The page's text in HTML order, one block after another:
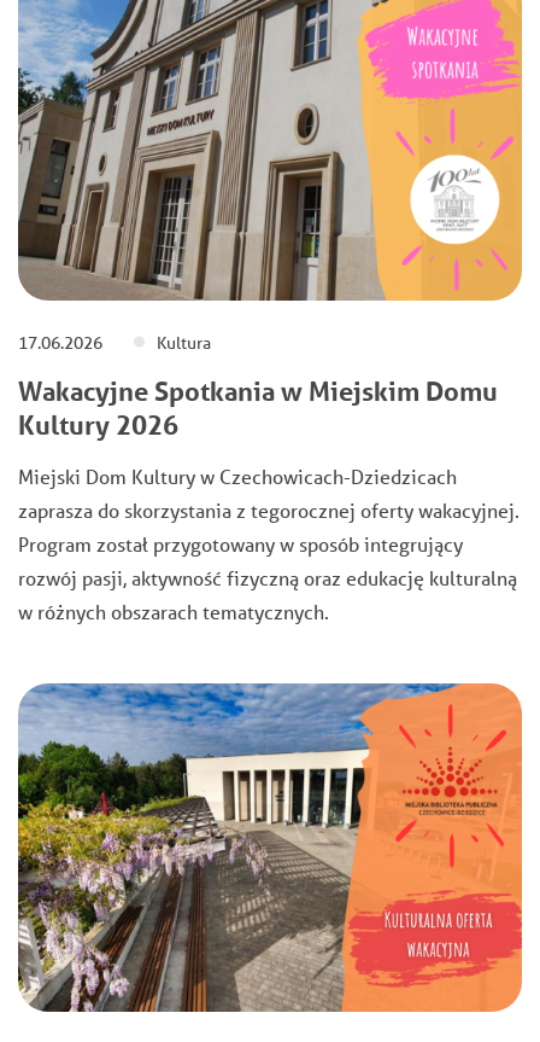
17.06.2026 Kultura
Wakacyjne Spotkania w Miejskim Domu
Kultury 2026
Miejski Dom Kultury w Czechowicach-Dziedzicach
zaprasza do skorzystania z tegorocznej oferty wakacyjnej.
Program został przygotowany w sposób integrujący
rozwój pasji, aktywność fizyczną oraz edukację kulturalną
w różnych obszarach tematycznych.